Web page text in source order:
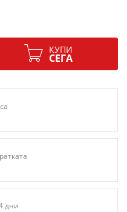
КУПИ
СЕГА
дни